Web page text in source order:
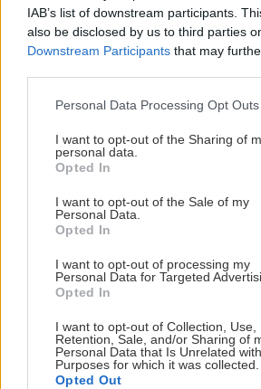
IAB’s list of downstream participants.
also be disclosed by us to third parties
Downstream Participants that may
Please note that this website/app uses
not limited to your visit or usage
grant or deny consent to Google and its
use your data for below specified
consent section.
Personal Data Processing Opt Outs
I want to opt-out of the Sharing of
personal data.
Opted In
I want to opt-out of the Sale of my
Personal Data.
Opted In
I want to opt-out of processing my
Personal Data for Targeted
Opted In
I want to opt-out of Collection, Use,
Retention, Sale, and/or Sharing of
Personal Data that Is Unrelated
Purposes for which it was collected.
Opted Out
εξαιρετικό παστουρμαλί με
από τον Μιράν, ντολμαδάκια
σουτζούκι και πατάτες
και πικάντικο λαχματζούν που
γευστικά.
Αν προτιμάς κάτι στα κάρβουνα,
προσφέρει εξαιρετικά
λαχταριστό κεμπάπ. Και φυσικά,
συνοδεύονται ιδανικά με
λογαριασμός κυμαίνεται στα
ενώ στο τέλος σε περιμένει
δροσερό λικέρ μαστίχα για να
γλυκά το γεύμα σου.